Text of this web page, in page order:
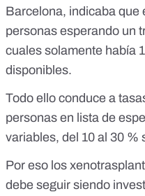
Barcelona, indicaba que
personas esperando un
cuales solamente había
disponibles.
Todo ello conduce a
personas en lista de
variables, del 10 al 30 %
Por eso los
debe seguir siendo